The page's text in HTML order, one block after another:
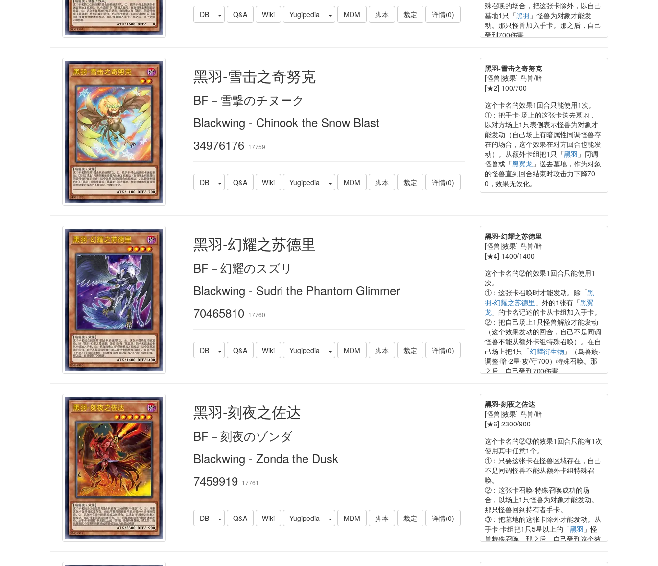
DB Q&A Wiki Yugipedia MDM 脚本 裁定 详情(0)
殊召唤的场合，把这张卡除外，以自己
墓地1只「黑羽 」怪兽为对象才能发
动。那只怪兽加入手卡。那之后，自己
受到700伤害。
黑羽-雪击之奇努克
BF－雪撃のチヌーク
Blackwing - Chinook the Snow Blast
34976176 17759
DB Q&A Wiki Yugipedia MDM 脚本 裁定 详情(0)
黑羽-雪击之奇努克
[怪兽|效果] 鸟兽/暗
[★2] 100/700
这个卡名的效果1回合只能使用1次。
①：把手卡·场上的这张卡送去墓地，
以对方场上1只表侧表示怪兽为对象才
能发动（自己场上有暗属性同调怪兽存
在的场合，这个效果在对方回合也能发
动）。从额外卡组把1只「黑羽 」同调
怪兽或「黑翼龙 」送去墓地，作为对象
的怪兽直到回合结束时攻击力下降70
0，效果无效化。
黑羽-幻耀之苏德里
BF－幻耀のスズリ
Blackwing - Sudri the Phantom Glimmer
70465810 17760
DB Q&A Wiki Yugipedia MDM 脚本 裁定 详情(0)
黑羽-幻耀之苏德里
[怪兽|效果] 鸟兽/暗
[★4] 1400/1400
这个卡名的②的效果1回合只能使用1
次。
①：这张卡召唤时才能发动。除「黑
羽-幻耀之苏德里 」外的1张有「黑翼
龙 」的卡名记述的卡从卡组加入手卡。
②：把自己场上1只怪兽解放才能发动
（这个效果发动的回合，自己不是同调
怪兽不能从额外卡组特殊召唤）。在自
己场上把1只「幻耀衍生物 」（鸟兽族·
调整·暗·2星·攻/守700）特殊召唤。那
之后，自己受到700伤害。
黑羽-刻夜之佐达
BF－刻夜のゾンダ
Blackwing - Zonda the Dusk
7459919 17761
DB Q&A Wiki Yugipedia MDM 脚本 裁定 详情(0)
黑羽-刻夜之佐达
[怪兽|效果] 鸟兽/暗
[★6] 2300/900
这个卡名的②③的效果1回合只能有1次
使用其中任意1个。
①：只要这张卡在怪兽区域存在，自己
不是同调怪兽不能从额外卡组特殊召
唤。
②：这张卡召唤·特殊召唤成功的场
合，以场上1只怪兽为对象才能发动。
那只怪兽回到持有者手卡。
③：把墓地的这张卡除外才能发动。从
手卡·卡组把1只5星以上的「黑羽 」怪
兽特殊召唤。那之后，自己受到这个效